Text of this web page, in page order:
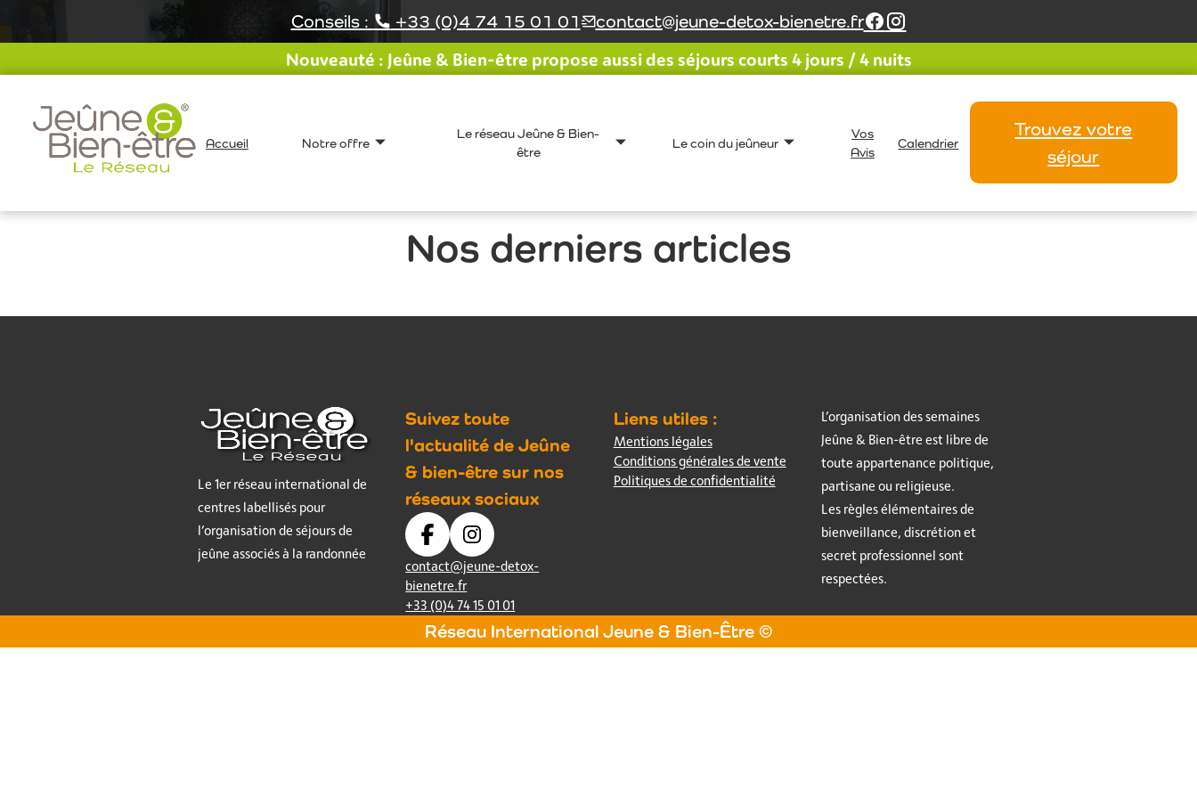
Conseils : +33 (0)4 74 15 01 01 contact@jeune-detox-bienetre.fr
Nouveauté : Jeûne & Bien-être propose aussi des séjours courts 4 jours / 4 nuits
Accueil Notre offre
Le réseau Jeûne & Bien-
être
Le coin du jeûneur
Vos
Avis
Calendrier
Trouvez votre
séjour
Nos derniers articles
Le 1er réseau international de
centres labellisés pour
l’organisation de séjours de
jeûne associés à la randonnée
Suivez toute
l'actualité de Jeûne
& bien-être sur nos
réseaux sociaux
contact@jeune-detox-
bienetre.fr
+33 (0)4 74 15 01 01
Liens utiles :
Mentions légales
Conditions générales de vente
Politiques de confidentialité
L’organisation des semaines
Jeûne & Bien-être est libre de
toute appartenance politique,
partisane ou religieuse.
Les règles élémentaires de
bienveillance, discrétion et
secret professionnel sont
respectées.
Réseau International Jeune & Bien-Être ©